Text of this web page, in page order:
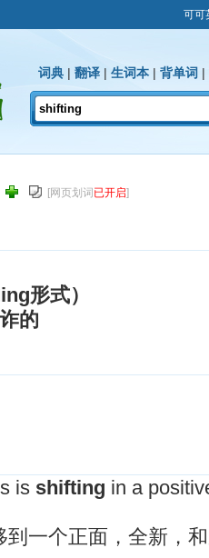
可可
词典 | 翻译 | 生词本 | 背单词 |
[网页划词 已开启]
形式）
的
is shifting in a
到一个正面，全新，